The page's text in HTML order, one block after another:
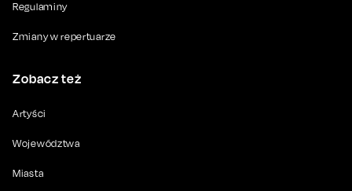
Regulaminy
Zmiany w repertuarze
Zobacz też
Artyści
Województwa
Miasta